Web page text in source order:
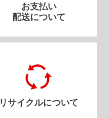
お支払い
配送について
リサイクルについて